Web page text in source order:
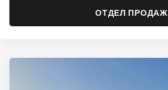
ОТДЕЛ ПРОДАЖ